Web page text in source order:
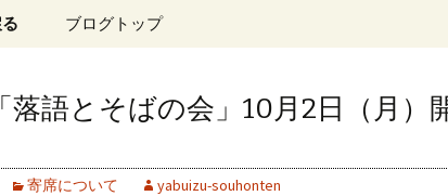
ブログトップ
落語とそばの会」10月2日（月）
寄席について yabuizu-souhonten